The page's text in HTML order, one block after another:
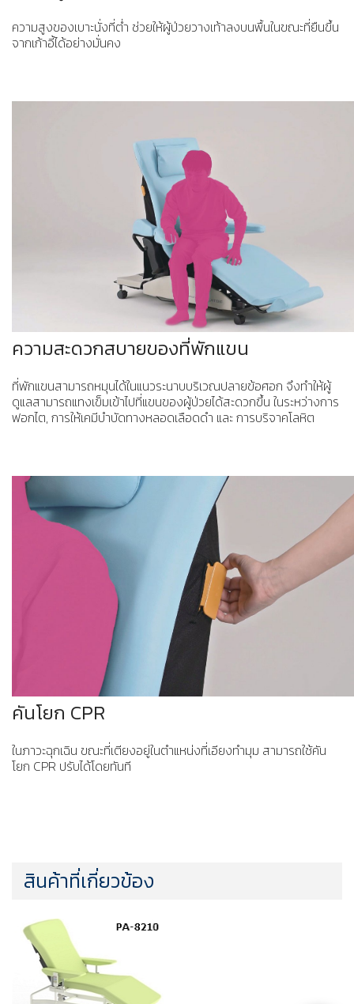
ความสูงของเบาะนั่งที่ต่ำ ช่วยให้ผู้ป่วยวางเท้าลงบนพื้นในขณะที่ยืนขึ้น
จากเก้าอี้ได้อย่างมั่นคง
ความสะดวกสบายของที่พักแขน
ที่พักแขนสามารถหมุนได้ในแนวระนาบบริเวณปลายข้อศอก จึงทำให้ผู้
ดูแลสามารถแทงเข็มเข้าไปที่แขนของผู้ป่วยได้สะดวกขึ้น ในระหว่างการ
ฟอกไต, การให้เคมีบำบัดทางหลอดเลือดดำ และ การบริจาคโลหิต
คันโยก CPR
ในภาวะฉุกเฉิน ขณะที่เตียงอยู่ในตำแหน่งที่เอียงทำมุม สามารถใช้คัน
โยก CPR ปรับได้โดยทันที
สินค้าที่เกี่ยวข้อง